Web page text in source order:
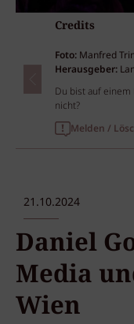
Credits
Foto: Manfred
Herausgeber:
Du bist auf
nicht?
Melden /
21.10.2024
Daniel
Media
Wien